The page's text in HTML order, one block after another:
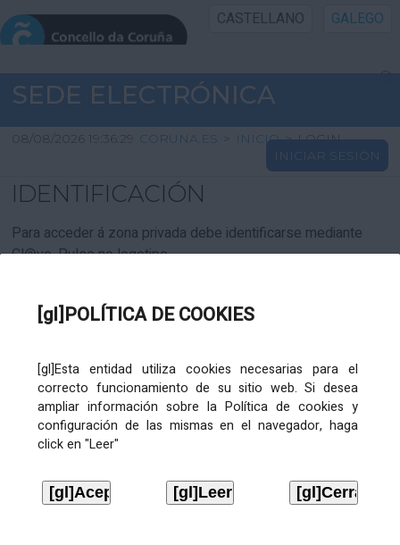
[gl]POLÍTICA DE COOKIES
[gl]Esta entidad utiliza cookies necesarias para el
correcto funcionamiento de su sitio web. Si desea
ampliar información sobre la Política de cookies y
configuración de las mismas en el navegador, haga
click en "Leer"
CASTELLANO GALEGO
INICIO SEDE
INICIO
INFORMACIÓN PÚBLICA
CARTAFOL CIDADÁN
SEDE ELECTRÓNICA
08/08/2026 19:36:29 CORUNA.ES > INICIO > LOGIN
INICIAR SESIÓN
IDENTIFICACIÓN
Para acceder á zona privada debe identificarse mediante
Cl@ve. Pulse no logotipo